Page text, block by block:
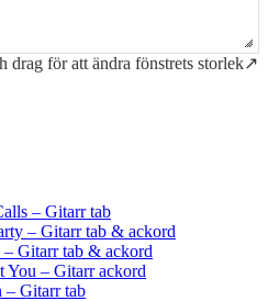
drag för att ändra fönstrets storlek↗
– Gitarr tab
– Gitarr tab & ackord
Gitarr tab & ackord
You – Gitarr ackord
– Gitarr tab